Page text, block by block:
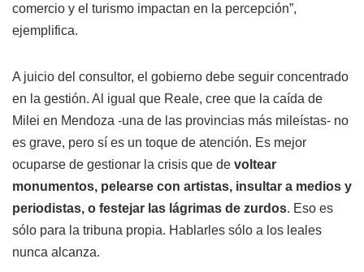
comercio y el turismo impactan en la percepción”,
ejemplifica.
A juicio del consultor, el gobierno debe seguir concentrado
en la gestión. Al igual que Reale, cree que la caída de
Milei en Mendoza -una de las provincias más mileístas- no
es grave, pero sí es un toque de atención. Es mejor
ocuparse de gestionar la crisis que de voltear
monumentos, pelearse con artistas, insultar a medios y
periodistas, o festejar las lágrimas de zurdos. Eso es
sólo para la tribuna propia. Hablarles sólo a los leales
nunca alcanza.